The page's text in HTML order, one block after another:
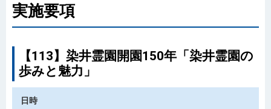
実施要項
【113】染井霊園開園150年「染井霊園の
歩みと魅力」
日時